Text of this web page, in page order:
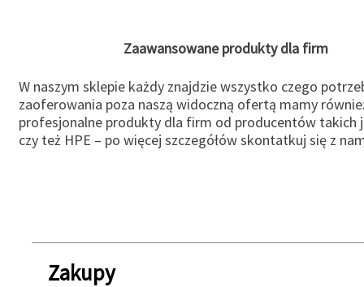
Zaawansowane produkty dla firm
W naszym sklepie każdy znajdzie wszystko czego
zaoferowania poza naszą widoczną ofertą mamy
profesjonalne produkty dla firm od producentów takich
czy też HPE – po więcej szczegółów skontatkuj się z
Zakupy